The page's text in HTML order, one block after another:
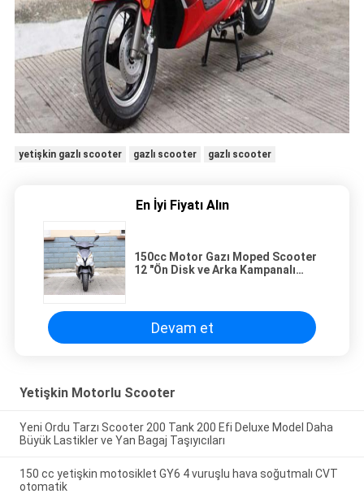
yetişkin gazlı scooter gazlı scooter gazlı scooter
En İyi Fiyatı Alın
150cc Motor Gazı Moped Scooter
12 "Ön Disk ve Arka Kampanalı
Devam et
Yetişkin Motorlu Scooter
Yeni Ordu Tarzı Scooter 200 Tank 200 Efi Deluxe Model Daha
Büyük Lastikler ve Yan Bagaj Taşıyıcıları
150 cc yetişkin motosiklet GY6 4 vuruşlu hava soğutmalı CVT
otomatik